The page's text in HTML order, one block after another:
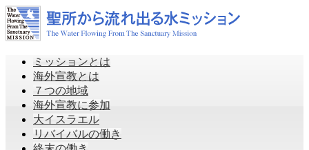
ミッションとは
海外宣教とは
７つの地域
海外宣教に参加
大イスラエル
リバイバルの働き